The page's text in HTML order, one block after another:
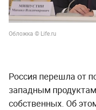
Обложка © Life.ru
Россия перешла от
западным
собственных. Об